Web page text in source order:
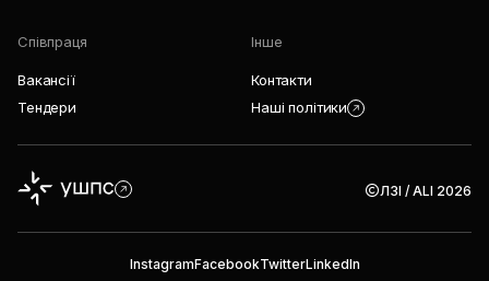
Співпраця
Вакансії
Тендери
Інше
Контакти
Наші політики
ЛЗІ / ALI 2026
InstagramFacebookTwitterLinkedIn